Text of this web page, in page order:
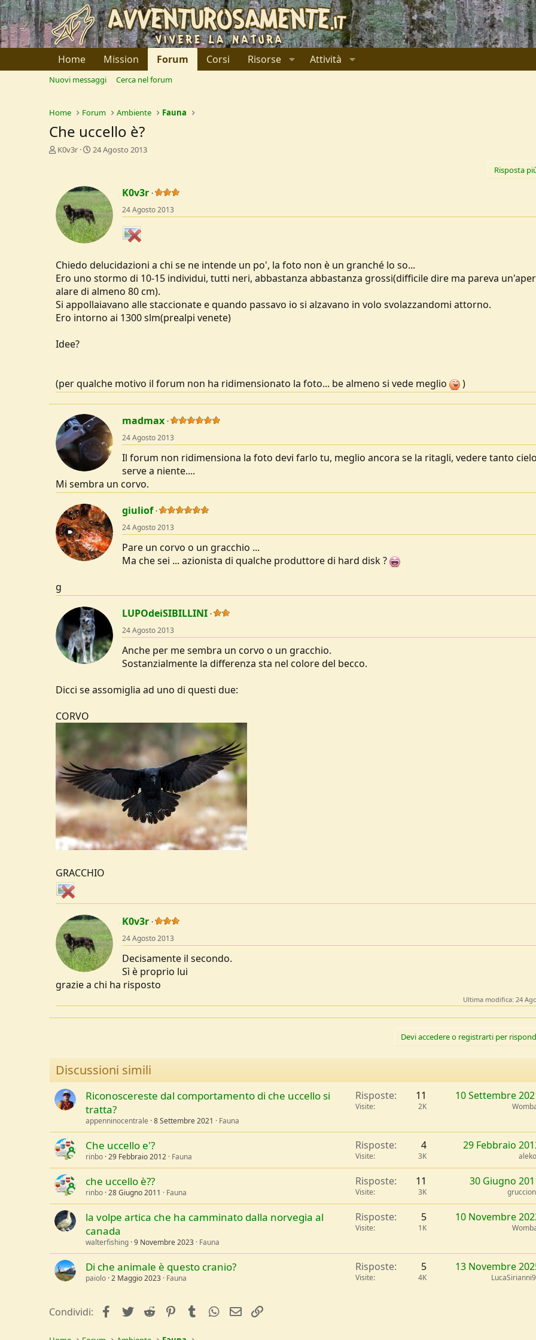
Home Mission Forum Corsi Risorse Attività
Nuovi messaggi Cerca nel forum
Home Forum Ambiente Fauna
Che uccello è?
C
o
r
e
D
c
u
s
s
i
o
e
K0v3r
D
d
I
n
i
z
o
24 Agosto 2013
Risposta
K0v3r
24 Agosto 2013
Chiedo delucidazioni a chi se ne intende un po', la foto non è un granché lo so...
Ero uno stormo di 10-15 individui, tutti neri, abbastanza abbastanza grossi(difficile dire ma pareva
alare di almeno 80 cm).
Si appollaiavano alle staccionate e quando passavo io si alzavano in volo svolazzandomi attorno.
Ero intorno ai 1300 slm(prealpi venete)
Idee?
(per qualche motivo il forum non ha ridimensionato la foto... be almeno si vede meglio )
madmax
24 Agosto 2013
Il forum non ridimensiona la foto devi farlo tu, meglio ancora se la ritagli, vedere tanto
serve a niente....
Mi sembra un corvo.
giuliof
24 Agosto 2013
Pare un corvo o un gracchio ...
Ma che sei ... azionista di qualche produttore di hard disk ?
g
LUPOdeiSIBILLINI
24 Agosto 2013
Anche per me sembra un corvo o un gracchio.
Sostanzialmente la differenza sta nel colore del becco.
Dicci se assomiglia ad uno di questi due:
CORVO
GRACCHIO
K0v3r
24 Agosto 2013
Decisamente il secondo.
Sì è proprio lui
grazie a chi ha risposto
Ultima modifica: 24
Devi accedere o registrarti per
Discussioni simili
Riconoscereste dal comportamento di che uccello si
tratta?
appenninocentrale 8 Settembre 2021 Fauna
Risposte 11
Visite 2K
10 Settembre
Che uccello e'?
rinbo 29 Febbraio 2012 Fauna
Risposte 4
Visite 3K
29 Febbraio
che uccello è??
rinbo 28 Giugno 2011 Fauna
Risposte 11
Visite 3K
30 Giugno
la volpe artica che ha camminato dalla norvegia al
canada
walterfishing 9 Novembre 2023 Fauna
Risposte 5
Visite 1K
10 Novembre
Di che animale è questo cranio?
paiolo 2 Maggio 2023 Fauna
Risposte 5
Visite 4K
13 Novembre
Condividi: facebookTwitterReddit PinterestTumblrWhatsApp
e-mail